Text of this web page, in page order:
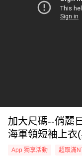
加大尺碼--俏麗
海軍領短袖上衣
App 獨享活動 超取滿